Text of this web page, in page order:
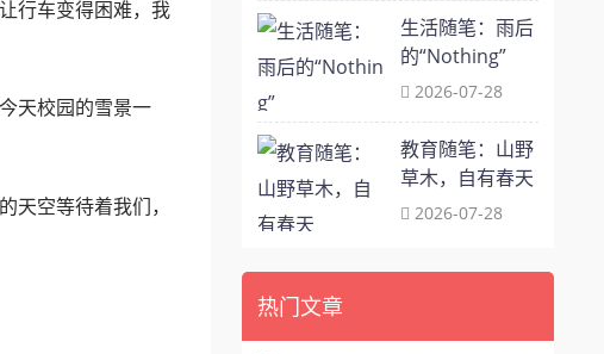
生活随笔：雨后
的“Nothing”
2026-07-28
教育随笔：山野
草木，自有春天
2026-07-28
热门文章
行车变得困难，我
天校园的雪景一
空等待着我们，